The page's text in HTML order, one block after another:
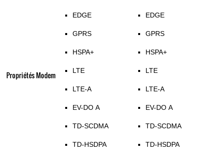
Propriétés Modem
EDGE
GPRS
HSPA+
LTE
LTE-A
EV-DO A
TD-SCDMA
TD-HSDPA
EDGE
GPRS
HSPA+
LTE
LTE-A
EV-DO A
TD-SCDMA
TD-HSDPA